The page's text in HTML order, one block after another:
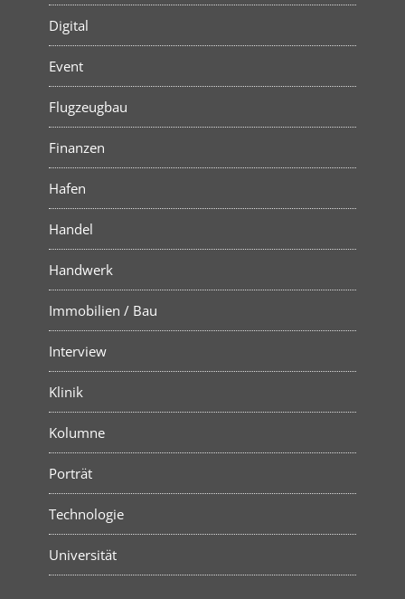
Digital
Event
Flugzeugbau
Finanzen
Hafen
Handel
Handwerk
Immobilien / Bau
Interview
Klinik
Kolumne
Porträt
Technologie
Universität